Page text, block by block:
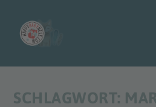
SCHLAGWORT: